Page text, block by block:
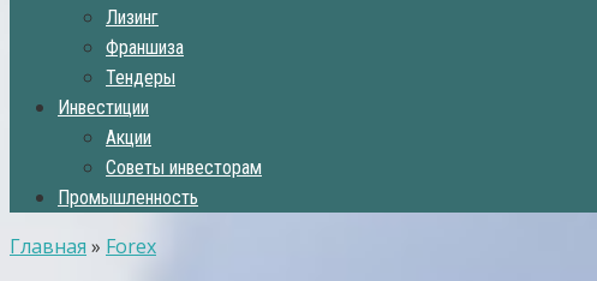
Лизинг
Франшиза
Тендеры
Инвестиции
Акции
Советы инвесторам
Промышленность
Главная » Forex